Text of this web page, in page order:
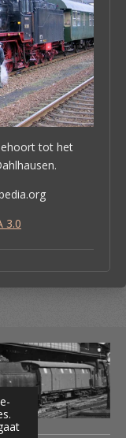
tot het
3.0